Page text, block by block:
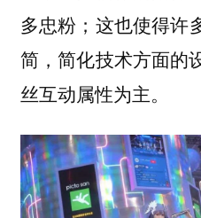
多忠粉；这也使得许
简，简化技术方面的
丝互动属性为主。